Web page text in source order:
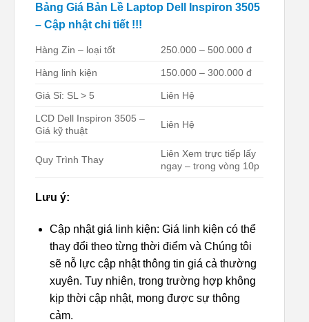
Bảng Giá Bản Lề Laptop Dell Inspiron 3505
– Cập nhật chi tiết !!!
Hàng Zin – loại tốt 250.000 – 500.000 đ
Hàng linh kiện 150.000 – 300.000 đ
Giá Sỉ: SL > 5 Liên Hệ
LCD Dell Inspiron 3505 –
Giá kỹ thuật
Liên Hệ
Quy Trình Thay
Liên Xem trực tiếp lấy
ngay – trong vòng 10p
Lưu ý:
Cập nhật giá linh kiện: Giá linh kiện có thể
thay đổi theo từng thời điểm và Chúng tôi
sẽ nỗ lực cập nhật thông tin giá cả thường
xuyên. Tuy nhiên, trong trường hợp không
kịp thời cập nhật, mong được sự thông
cảm.